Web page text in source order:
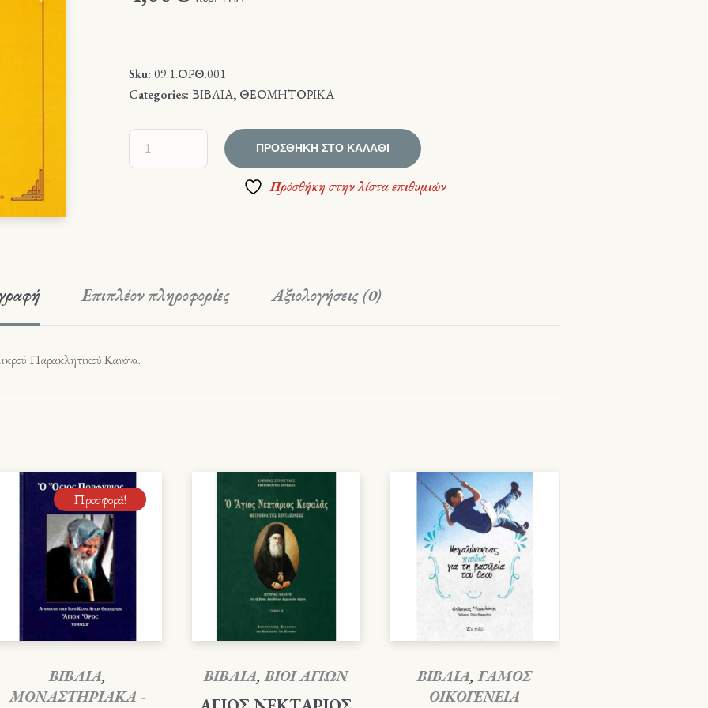
Sku:09.1.ΟΡΘ.001
Categories:ΒΙΒΛΙΑ, ΘΕΟΜΗΤΟΡΙΚΑ
ΠΡΟΣΘΉΚΗ ΣΤΟ ΚΑΛΆΘΙ
Πρόσθήκη στην λίστα επιθυμιών
Επιπλέον πληροφορίες Αξιολογήσεις (0)
Παρακλητικού Κανόνα.
Προσφορά!
ΒΙΒΛΙΑ,
ΜΟΝΑΣΤΗΡΙΑΚΑ -
ΒΙΒΛΙΑ,ΒΙΟΙ ΑΓΙΩΝ ΒΙΒΛΙΑ,ΓΑΜΟΣ
ΟΙΚΟΓΕΝΕΙΑ